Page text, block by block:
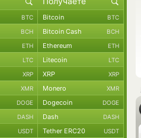
BTC Bitcoin BTC
BCH Bitcoin Cash BCH
ETH Ethereum ETH
LTC Litecoin LTC
XRP XRP XRP
XMR Monero XMR
DOGE Dogecoin DOGE
DASH Dash DASH
USDT Tether ERC20 USDT